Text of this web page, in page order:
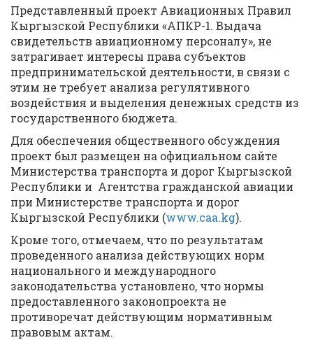
Представленный проект Авиационных Правил
Кыргызской Республики «АПКР-1. Выдача
свидетельств авиационному персоналу», не
затрагивает интересы права субъектов
предпринимательской деятельности, в связи с
этим не требует анализа регулятивного
воздействия и выделения денежных средств из
государственного бюджета.
Для обеспечения общественного обсуждения
проект был размещен на официальном сайте
Министерства транспорта и дорог Кыргызской
Республики и Агентства гражданской авиации
при Министерстве транспорта и дорог
Кыргызской Республики (www.caa.kg).
Кроме того, отмечаем, что по результатам
проведенного анализа действующих норм
национального и международного
законодательства установлено, что нормы
предоставленного законопроекта не
противоречат действующим нормативным
правовым актам.